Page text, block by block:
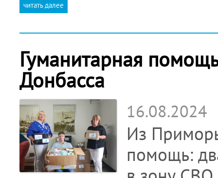
читать далее
Гуманитарная
Донбасса
16.08.2024
Из
помощь: